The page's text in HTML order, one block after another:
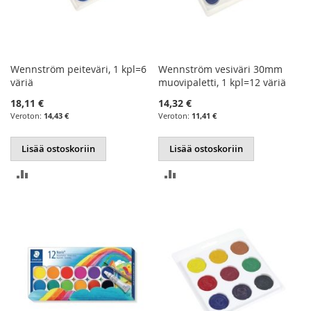
Wennström peiteväri, 1 kpl=6
väriä
18,11 €
14,43 €
Lisää ostoskoriin
Wennström vesiväri 30mm
muovipaletti, 1 kpl=12 väriä
14,32 €
11,41 €
Lisää ostoskoriin